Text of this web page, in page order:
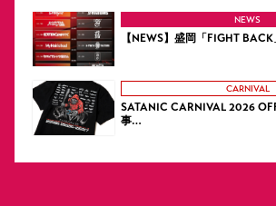
NEWS
【NEWS】盛岡「FIGHT
CARNIVAL
SATANIC CARNIVAL 2026
事…